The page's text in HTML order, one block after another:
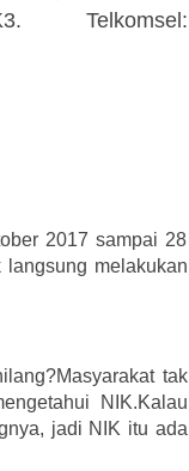
3. Telkomsel:
2017 sampai 28
melakukan
Masyarakat tak
NIK.Kalau
jadi NIK itu ada